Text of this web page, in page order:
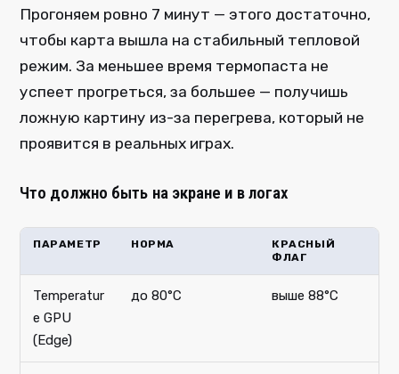
Прогоняем ровно 7 минут — этого достаточно,
чтобы карта вышла на стабильный тепловой
режим. За меньшее время термопаста не
успеет прогреться, за большее — получишь
ложную картину из-за перегрева, который не
проявится в реальных играх.
Что должно быть на экране и в логах
ПАРАМЕТР НОРМА
КРАСНЫЙ
ФЛАГ
Temperatur
e GPU
(Edge)
до 80°C выше 88°C